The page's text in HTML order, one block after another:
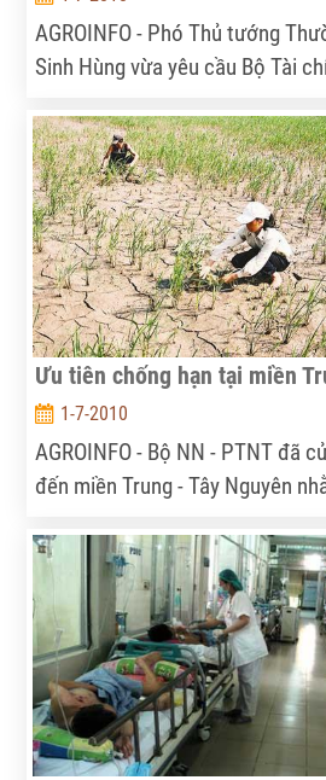
AGROINFO - Phó Thủ tướng
Sinh Hùng vừa yêu cầu Bộ Tài
tỉnh: Sơn La, Lào Cai, Tuyên
Kạn, Cao Bằng, Điện Biên để
vùng bị thiệt hại do thiên tai, dịch
Ưu tiên chống hạn tại miền
1-7-2010
AGROINFO - Bộ NN - PTNT đã
đến miền Trung - Tây Nguyên
phải cứu 100.000 ha lúa đã cấy.